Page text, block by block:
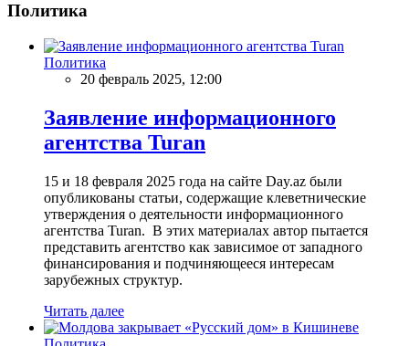
Политика
Политика
20 февраль 2025, 12:00
Заявление информационного
агентства Turan
15 и 18 февраля 2025 года на сайте Day.az были
опубликованы статьи, содержащие клеветнические
утверждения о деятельности информационного
агентства Turan. В этих материалах автор пытается
представить агентство как зависимое от западного
финансирования и подчиняющееся интересам
зарубежных структур.
Читать далее